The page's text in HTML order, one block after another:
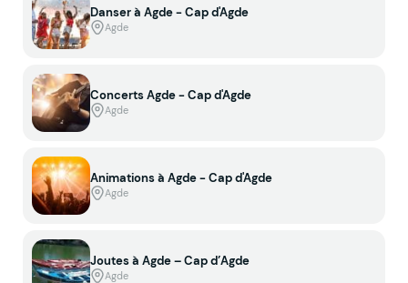
Danser à Agde - Cap d'Agde
Agde
Concerts Agde - Cap d'Agde
Agde
Animations à Agde - Cap d'Agde
Agde
Joutes à Agde – Cap d’Agde
Agde